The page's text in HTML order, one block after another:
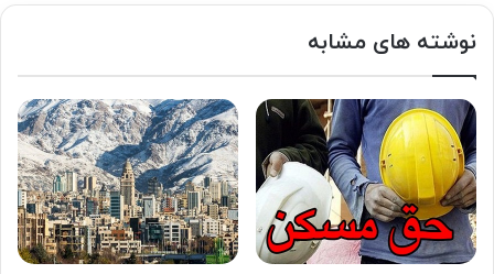
نوشته های مشابه